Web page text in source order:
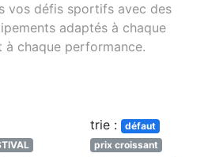
vos défis sportifs avec des
adaptés à chaque
à chaque performance.
trie : défaut
prix croissant